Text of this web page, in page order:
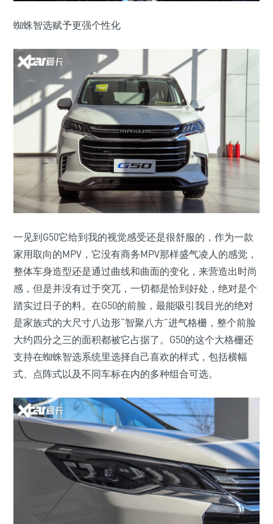
蜘蛛智选赋予更强个性化
一见到G50它给到我的视觉感受还是很舒服的，作为一款
家用取向的MPV，它没有商务MPV那样盛气凌人的感觉，
整体车身造型还是通过曲线和曲面的变化，来营造出时尚
感，但是并没有过于突兀，一切都是恰到好处，绝对是个
踏实过日子的料。在G50的前脸，最能吸引我目光的绝对
是家族式的大尺寸八边形“智聚八方”进气格栅，整个前脸
大约四分之三的面积都被它占据了。G50的这个大格栅还
支持在蜘蛛智选系统里选择自己喜欢的样式，包括横幅
式、点阵式以及不同车标在内的多种组合可选。